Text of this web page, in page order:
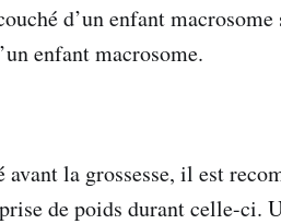
d’un enfant
enfant macrosome.
la grossesse, il est
de poids durant celle-ci.